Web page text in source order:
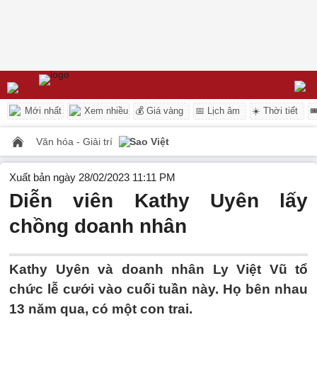
Mới nhất Xem nhiều 💰 Giá vàng 📅 Lịch âm ☀️ Thời tiết
Văn hóa - Giải trí Sao Việt
Xuất bản ngày 28/02/2023 11:11 PM
Diễn viên Kathy Uyên lấy
chồng doanh nhân
Kathy Uyên và doanh nhân Ly Việt Vũ tổ
chức lễ cưới vào cuối tuần này. Họ bên nhau
13 năm qua, có một con trai.